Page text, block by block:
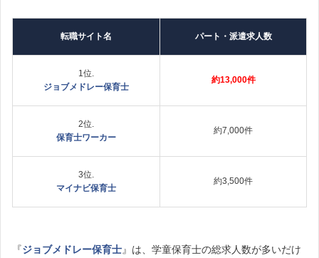
転職サイト名 パート・派遣求人数
1位.
ジョブメドレー保育士
約13,000件
2位.
保育士ワーカー
約7,000件
3位.
マイナビ保育士
約3,500件
『ジョブメドレー保育士』は、学童保育士の総求人数が多いだけ